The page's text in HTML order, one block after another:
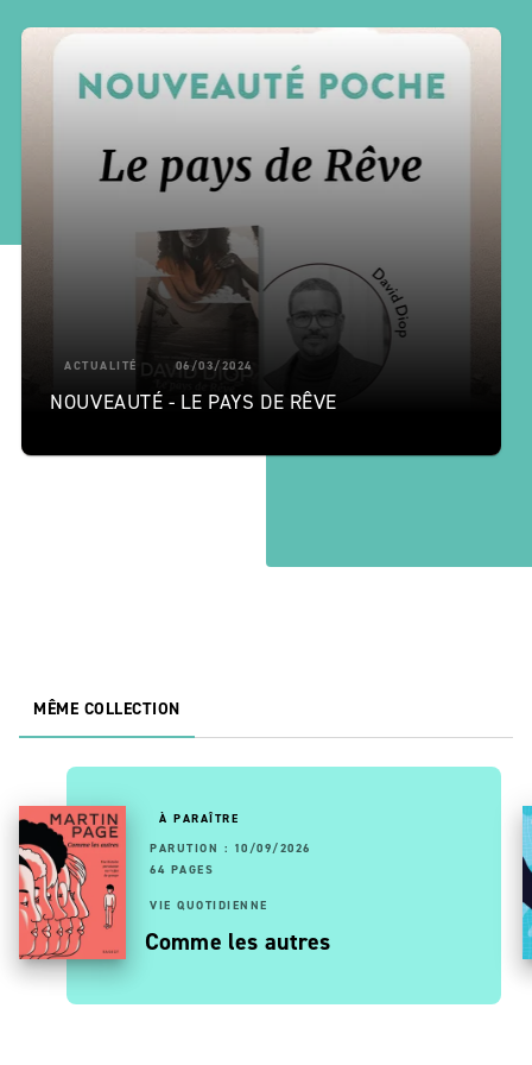
ACTUALITÉ 06/03/2024
NOUVEAUTÉ - LE PAYS DE RÊVE
MÊME COLLECTION
À PARAÎTRE
PARUTION : 10/09/2026
64 PAGES
VIE QUOTIDIENNE
Comme les autres